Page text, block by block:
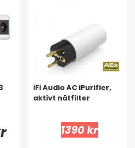
iFi Audio AC iPurifier,
aktivt nätfilter
1390 kr